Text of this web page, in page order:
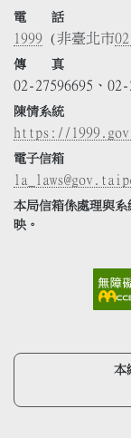
電 話
1999 (非臺北市
傳 真
02-27596695、02-
陳情系統
https://
電子信箱
本局信箱係處理與
映。
本